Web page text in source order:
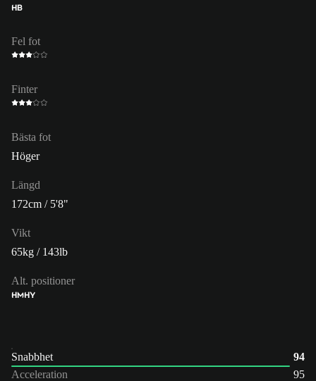
HB
Fel fot
Finter
Bästa fot
Höger
Längd
172cm / 5'8"
Vikt
65kg / 143lb
Alt. positioner
HMHY
Snabbhet
94
Acceleration
95